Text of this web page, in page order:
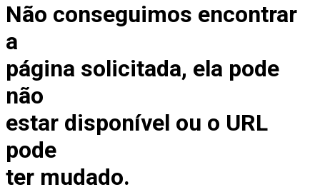
Não conseguimos encontrar
a
página solicitada, ela pode
não
estar disponível ou o URL
pode
ter mudado.